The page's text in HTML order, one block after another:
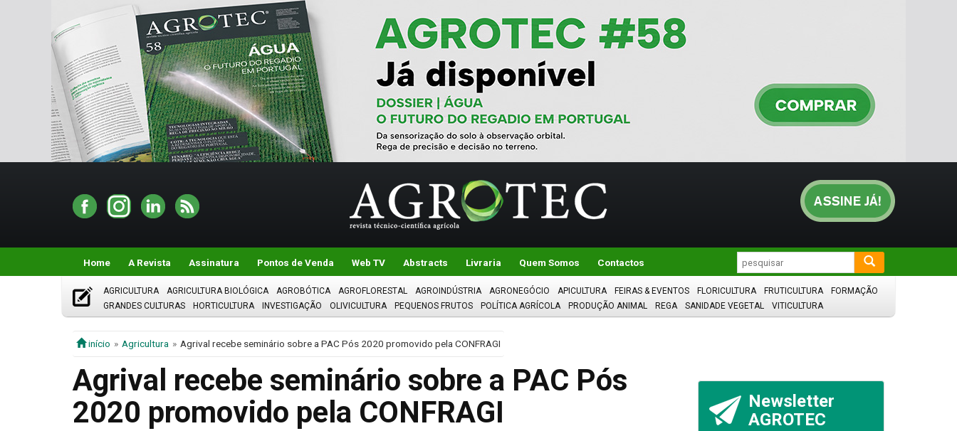
Home A Revista Assinatura Pontos de Venda Web TV Abstracts Livraria Quem Somos Contactos
AGRICULTURA AGRICULTURA BIOLÓGICA AGROBÓTICA AGROFLORESTAL AGROINDÚSTRIA AGRONEGÓCIO APICULTURA FEIRAS & EVENTOS FLORICULTURA FRUTICULTURA
FORMAÇÃO
GRANDES CULTURAS
HORTICULTURA INVESTIGAÇÃO OLIVICULTURA PEQUENOS FRUTOS POLÍTICA AGRÍCOLA PRODUÇÃO ANIMAL REGA SANIDADE VEGETAL VITICULTURA
início Agricultura Agrival recebe seminário sobre a PAC Pós 2020 promovido pela CONFRAGI
Agrival recebe seminário sobre a PAC Pós
2020 promovido pela CONFRAGI
Newsletter
AGROTEC